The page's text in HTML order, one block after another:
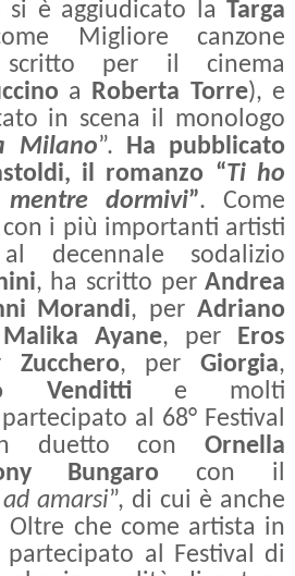
si è aggiudicato laTarga
Migliore canzone
scritto per il cinema
a Roberta Torre), e
in scena il monologo
Milano”.
Ha pubblicato
il romanzo “Ti ho
dormivi”. Come
i più importanti artisti
decennale sodalizio
, ha scritto perAndrea
Morandi, perAdriano
Malika Ayane, per
Eros
Zucchero, perGiorgia,
Vendittie molti
al 68° Festival
duetto conOrnella
Bungaro con il
amarsi”, di cui è anche
che come artista in
partecipato al Festival di